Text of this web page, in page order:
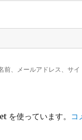
、メールアドレス、サイ
を使っています。 コ